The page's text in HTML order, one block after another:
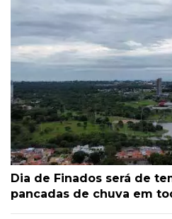
Dia de Finados será de
pancadas de chuva em